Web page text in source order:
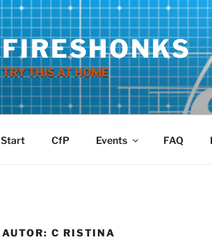
FIRESHONKS
TRY THIS AT HOME
Start CfP Events FAQ
AUTOR: C RISTINA